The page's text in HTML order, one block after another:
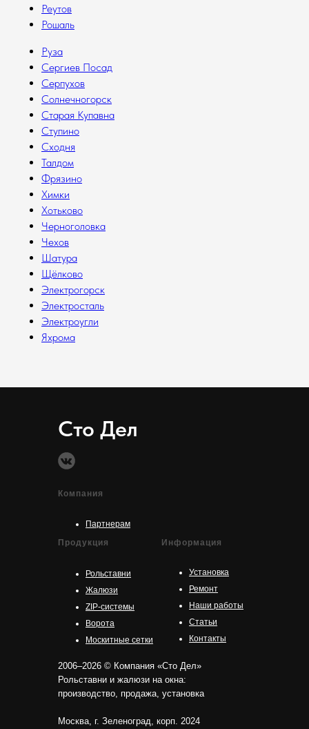
Реутов
Рошаль
Руза
Сергиев Посад
Серпухов
Солнечногорск
Старая Купавна
Ступино
Сходня
Талдом
Фрязино
Химки
Хотьково
Черноголовка
Чехов
Шатура
Щёлково
Электрогорск
Электросталь
Электроугли
Яхрома
Компания
Партнерам
Продукция
Рольставни
Жалюзи
ZIP-системы
Ворота
Москитные сетки
Информация
Установка
Ремонт
Наши работы
Статьи
Контакты
2006–2026 © Компания «Сто Дел»
Рольставни и жалюзи на окна:
производство, продажа, установка
Москва, г. Зеленоград, корп. 2024
Сто Дел